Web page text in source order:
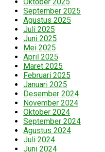
September 2025
Agustus 2025
Juli 2025
Juni 2025
Mei 2025
April 2025
Maret 2025
Februari 2025
Januari 2025
Desember 2024
November 2024
Oktober 2024
September 2024
Agustus 2024
Juli 2024
Juni 2024